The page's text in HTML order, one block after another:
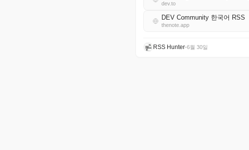
dev.to
DEV Community 한국어 RSS
thenote.app
RSS Hunter•6월 30일